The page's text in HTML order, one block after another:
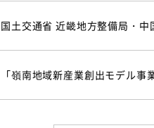
国土交通省 近畿地方整備局・中
「嶺南地域新産業創出モデル